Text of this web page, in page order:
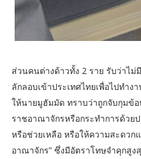
ส่วนคนต่างด้าวทั้ง 2 ราย รับว่าไม่
ลักลอบเข้าประเทศไทยเพื่อไปทำ
ให้นายมูฮัมมัด ทราบว่าถูกจับกุมข้
ราชอาณาจักรหรือกระทำการด้วย
หรือช่วยเหลือ หรือให้ความสะดวก
อาณาจักร” ซึ่งมีอัตราโทษจำคุกสู